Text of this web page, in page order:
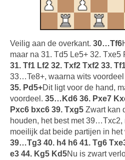
Veilig aan de overkant. 30…Tf6
maar na 31. Td5 Le5+ 32. Txe5
31. Tf1 Lf2 32. Txf2 Txf2 33.
33…Te8+, waarna wits
35. Pd5+Dit ligt voor de hand,
voordeel. 35…Kd6 36. Pxe7
Pxc6 bxc6 39. Txg5 Zwart kan
houden, het best met 39…Txc2,
moeilijk dat beide partijen in het
39…Tg3 40. h4 h6 41. Tg6
e3 44. Kg5 Kd5Nu is zwart